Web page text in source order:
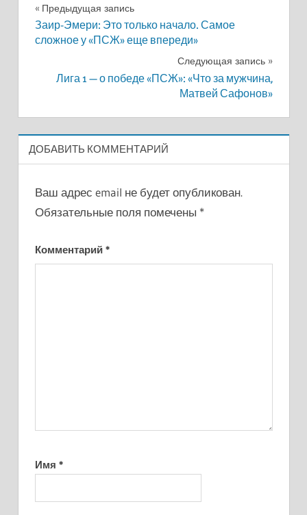
Навигация
по
Предыдущая запись
Заир-Эмери: Это только начало. Самое
сложное у «ПСЖ» еще впереди»
Следующая запись
Лига 1 — о победе «ПСЖ»: «Что за мужчина,
Матвей Сафонов»
ДОБАВИТЬ КОММЕНТАРИЙ
Ваш адрес email не будет опубликован.
Обязательные поля помечены *
Комментарий *
Имя *